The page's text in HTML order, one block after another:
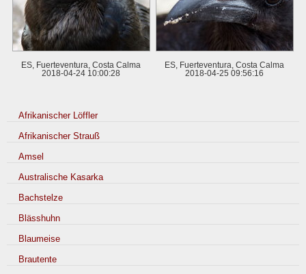
ES, Fuerteventura, Costa Calma
2018-04-24 10:00:28
ES, Fuerteventura, Costa Calma
2018-04-25 09:56:16
Afrikanischer Löffler
Afrikanischer Strauß
Amsel
Australische Kasarka
Bachstelze
Blässhuhn
Blaumeise
Brautente